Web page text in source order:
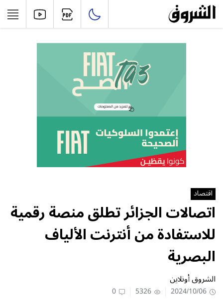
اقتصاد
اتصالات الجزائر تطلق منصة رقمية
للاستفادة من أنترنت الألياف
البصرية
الشروق أونلاين
2024/10/06
5326
0